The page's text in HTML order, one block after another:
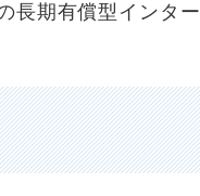
期有償型インタ